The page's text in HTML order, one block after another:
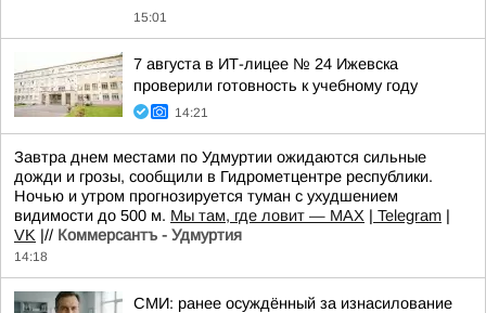
15:01
7 августа в ИТ-лицее № 24 Ижевска
проверили готовность к учебному году
14:21
Завтра днем местами по Удмуртии ожидаются сильные
дожди и грозы, сообщили в Гидрометцентре республики.
Ночью и утром прогнозируется туман с ухудшением
видимости до 500 м. Мы там, где ловит — MAX | Telegram |
VK |// Коммерсантъ - Удмуртия
14:18
СМИ: ранее осуждённый за изнасилование